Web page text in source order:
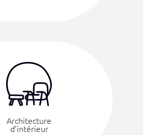
Architecture
d’intérieur